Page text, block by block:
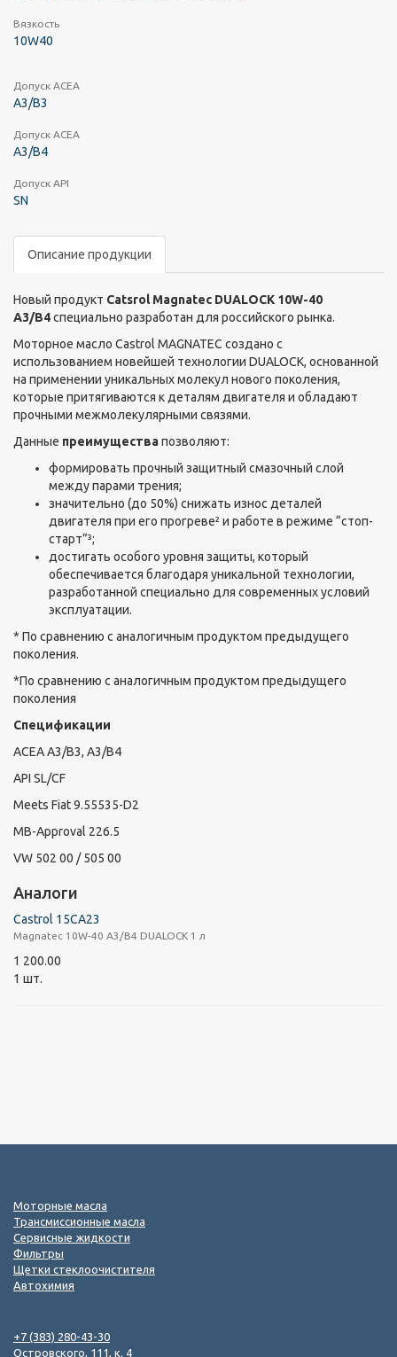
Вязкость
10W40
Допуск ACEA
A3/B3
Допуск ACEA
A3/B4
Допуск API
SN
Описание продукции
Новый продукт Catsrol Magnatec DUALOCK 10W-40
A3/B4специально разработан для российского рынка.
Моторное масло Castrol MAGNATEC создано с
использованием новейшей технологии DUALOCK, основанной
на применении уникальных молекул нового поколения,
которые притягиваются к деталям двигателя и обладают
прочными межмолекулярными связями.
Данные преимуществапозволяют:
формировать прочный защитный смазочный слой
между парами трения;
значительно (до 50%) снижать износ деталей
двигателя при его прогреве² и работе в режиме “стоп-
старт”³;
достигать особого уровня защиты, который
обеспечивается благодаря уникальной технологии,
разработанной специально для современных условий
эксплуатации.
* По сравнению с аналогичным продуктом предыдущего
поколения.
*По сравнению с аналогичным продуктом предыдущего
поколения
Спецификации
ACEA A3/B3, A3/B4
API SL/CF
Meets Fiat 9.55535-D2
MB-Approval 226.5
VW 502 00 / 505 00
Аналоги
Castrol 15CA23
Magnatec 10W-40 A3/B4 DUALOCK 1 л
1 200.00
1 шт.
Моторные масла
Трансмиссионные масла
Сервисные жидкости
Фильтры
Щетки стеклоочистителя
Автохимия
+7 (383) 280-43-30
Островского, 111, к. 4